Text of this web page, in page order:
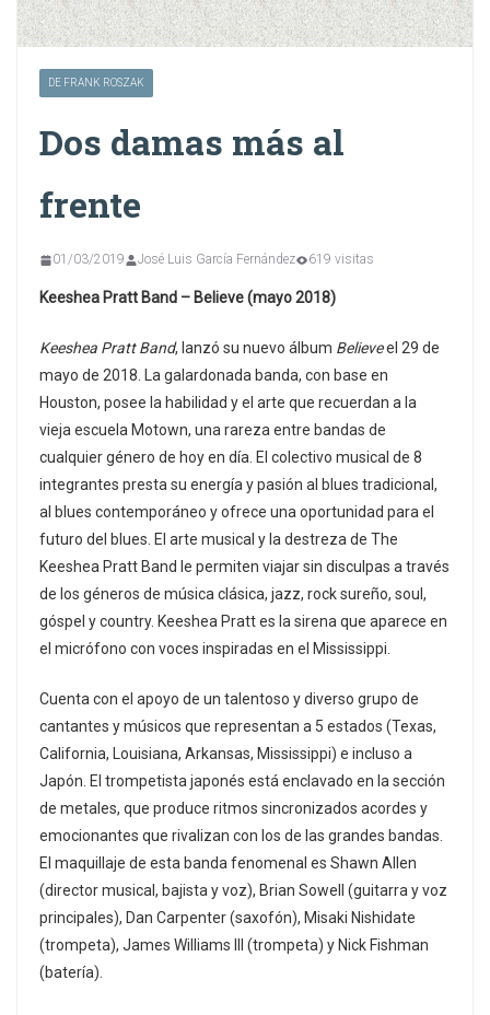
DE FRANK ROSZAK
Dos damas más al
frente
01/03/2019 José Luis García Fernández 619 visitas
Keeshea Pratt Band – Believe (mayo 2018)
Keeshea Pratt Band, lanzó su nuevo álbum Believeel 29 de
mayo de 2018. La galardonada banda, con base en
Houston, posee la habilidad y el arte que recuerdan a la
vieja escuela Motown, una rareza entre bandas de
cualquier género de hoy en día. El colectivo musical de 8
integrantes presta su energía y pasión al blues tradicional,
al blues contemporáneo y ofrece una oportunidad para el
futuro del blues. El arte musical y la destreza de The
Keeshea Pratt Band le permiten viajar sin disculpas a través
de los géneros de música clásica, jazz, rock sureño, soul,
góspel y country. Keeshea Pratt es la sirena que aparece en
el micrófono con voces inspiradas en el Mississippi.
Cuenta con el apoyo de un talentoso y diverso grupo de
cantantes y músicos que representan a 5 estados (Texas,
California, Louisiana, Arkansas, Mississippi) e incluso a
Japón. El trompetista japonés está enclavado en la sección
de metales, que produce ritmos sincronizados acordes y
emocionantes que rivalizan con los de las grandes bandas.
El maquillaje de esta banda fenomenal es Shawn Allen
(director musical, bajista y voz), Brian Sowell (guitarra y voz
principales), Dan Carpenter (saxofón), Misaki Nishidate
(trompeta), James Williams III (trompeta) y Nick Fishman
(batería).